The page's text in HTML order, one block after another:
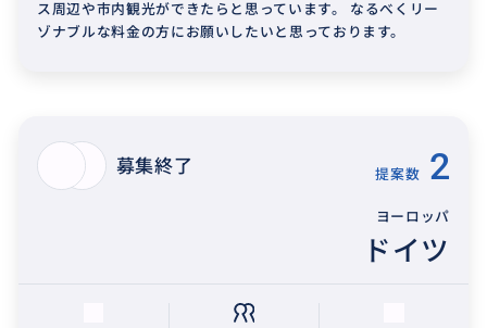
ス周辺や市内観光ができたらと思っています。 なるべくリー
ゾナブルな料金の方にお願いしたいと思っております。
募集終了 提案数 2
ヨーロッパ
ドイツ